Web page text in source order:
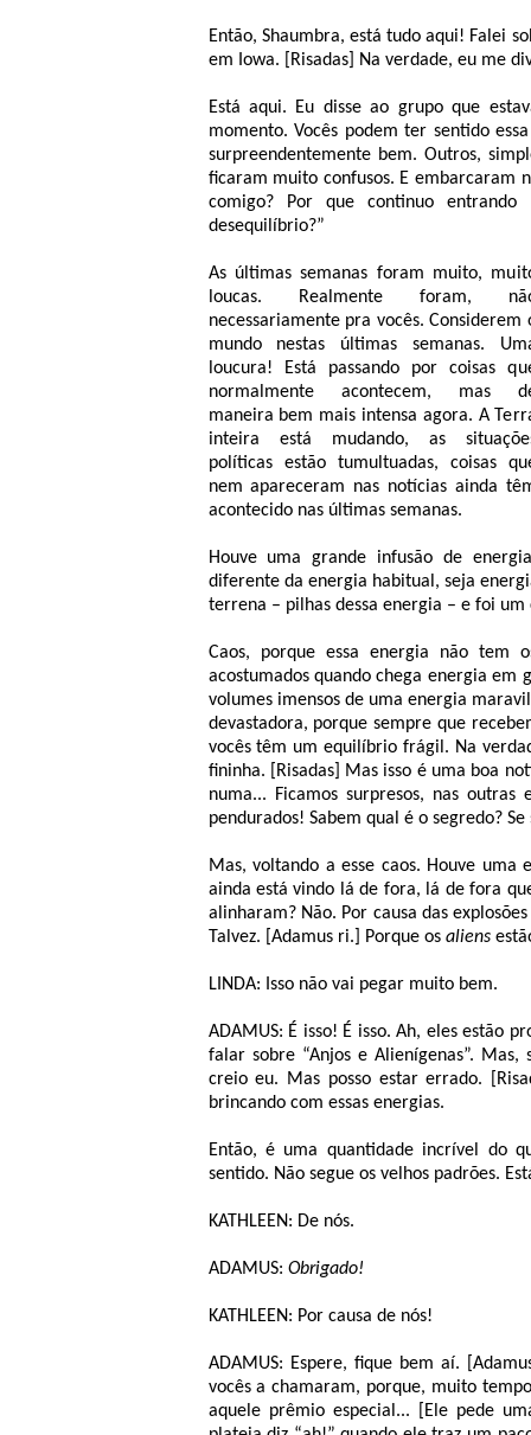
Então, Shaumbra, está tudo aqui! Falei
em Iowa. [Risadas] Na verdade, eu me
Está aqui. Eu disse ao grupo que
momento. Vocês podem ter sentido
surpreendentemente bem. Outros,
ficaram muito confusos. E embarcaram
comigo? Por que continuo
desequilíbrio?”
As últimas semanas foram muito,
loucas. Realmente foram,
necessariamente pra vocês. Considerem
mundo nestas últimas semanas.
loucura! Está passando por coisas
normalmente acontecem, mas
maneira bem mais intensa agora. A
inteira está mudando, as
políticas estão tumultuadas, coisas
nem apareceram nas notícias ainda
acontecido nas últimas semanas.
Houve uma grande infusão de
diferente da energia habitual, seja
terrena – pilhas dessa energia – e foi um
Caos, porque essa energia não tem
acostumados quando chega energia em
volumes imensos de uma energia
devastadora, porque sempre que
vocês têm um equilíbrio frágil. Na
fininha. [Risadas] Mas isso é uma boa
numa... Ficamos surpresos, nas
pendurados! Sabem qual é o segredo?
Mas, voltando a esse caos. Houve uma
ainda está vindo lá de fora, lá de fora
alinharam? Não. Por causa das
Talvez. [Adamus ri.] Porque os aliens
LINDA: Isso não vai pegar muito bem.
ADAMUS: É isso! É isso. Ah, eles estão
falar sobre “Anjos e Alienígenas”.
creio eu. Mas posso estar errado.
brincando com essas energias.
Então, é uma quantidade incrível do
sentido. Não segue os velhos padrões.
KATHLEEN: De nós.
ADAMUS: Obrigado!
KATHLEEN: Por causa de nós!
ADAMUS: Espere, fique bem aí.
vocês a chamaram, porque, muito
aquele prêmio especial... [Ele pede